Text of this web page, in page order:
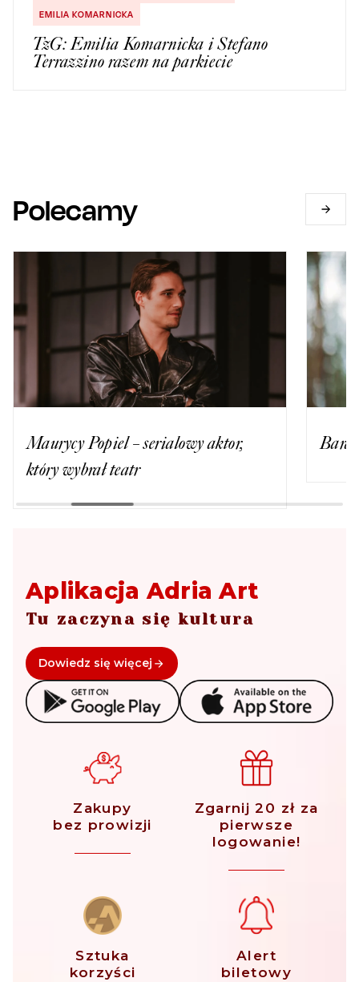
EMILIA KOMARNICKA
TzG: Emilia Komarnicka i Stefano
Terrazzino razem na parkiecie
Polecamy
Baranovski - jakie były jego początki?
Aplikacja Adria Art
Tu zaczyna się kultura
Dowiedz się więcej
Zakupy
bez prowizji
Zgarnij 20 zł za
pierwsze
logowanie!
Sztuka
korzyści
Alert
biletowy